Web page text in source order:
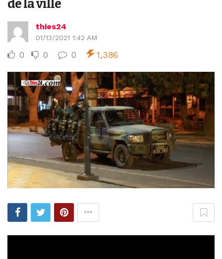
de la ville
thies24
01/13/2021 1:42 AM
0 0 0 1,386